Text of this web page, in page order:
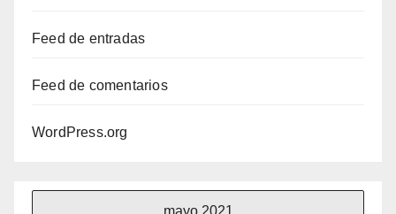
Feed de entradas
Feed de comentarios
WordPress.org